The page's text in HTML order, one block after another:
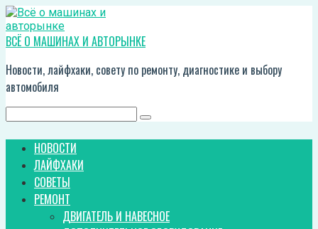
Перейти
к
контенту
ВСЁ О МАШИНАХ И АВТОРЫНКЕ
Новости, лайфхаки, совету по ремонту, диагностике и выбору
автомобиля
НОВОСТИ
ЛАЙФХАКИ
СОВЕТЫ
РЕМОНТ
ДВИГАТЕЛЬ И НАВЕСНОЕ